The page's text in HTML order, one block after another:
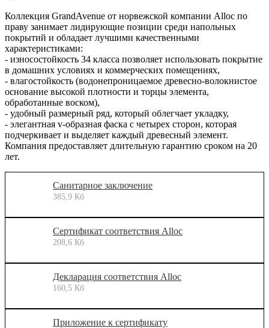
Коллекция GrandAvenue от норвежской компании Alloc по
праву занимает лидирующие позиции среди напольных
покрытий и обладает лучшими качественными
характеристиками:
- износостойкость 34 класса позволяет использовать покрытие
в домашних условиях и коммерческих помещениях,
- влагостойкость (водонепроницаемое древесно-волокнистое
основание высокой плотности и торцы элемента,
обработанные воском),
- удобный размерный ряд, который облегчает укладку,
- элегантная v-образная фаска с четырех сторон, которая
подчеркивает и выделяет каждый древесный элемент.
Компания предоставляет длительную гарантию сроком на 20
лет.
Санитарное заключение
385,9 Кб
Сертификат соответствия Alloc
208,6 Кб
Декларация соответствия Alloc
160,5 Кб
Приложение к сертификату